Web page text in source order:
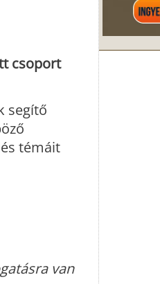
csoport
segítő
témáit
van